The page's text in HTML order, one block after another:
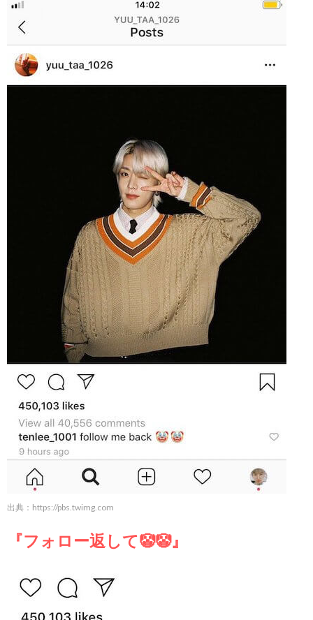
出典： https://pbs.twimg.com
『フォロー返して🤡🤡』